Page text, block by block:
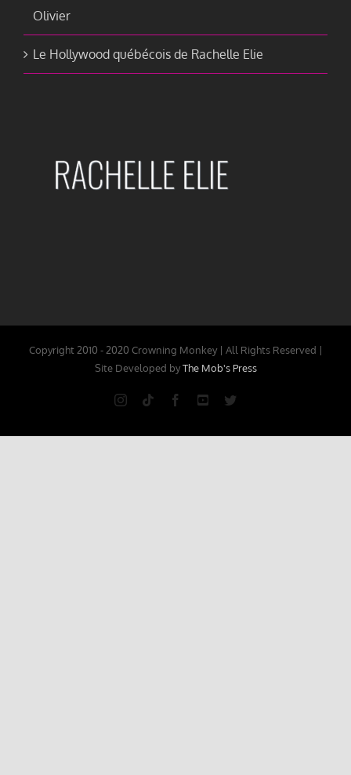
Olivier
Le Hollywood québécois de Rachelle Elie
Copyright 2010 - 2020 Crowning Monkey | All Rights Reserved |
Site Developed byThe Mob's Press
Instagram
Tiktok FacebookYouTube